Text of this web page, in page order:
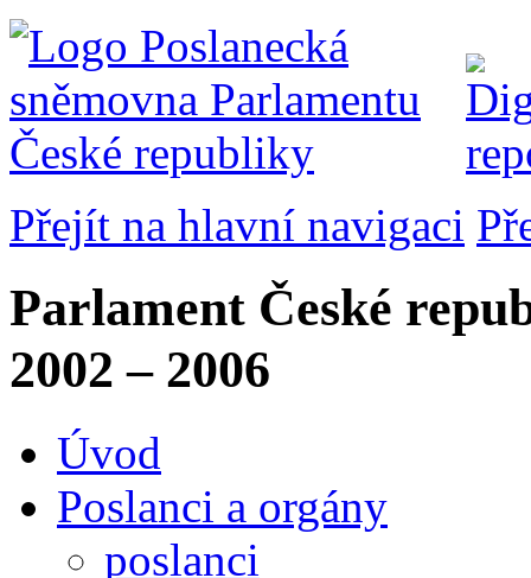
Přejít na hlavní navigaci
Parlament České
2002 – 2006
Úvod
Poslanci a orgány
poslanci